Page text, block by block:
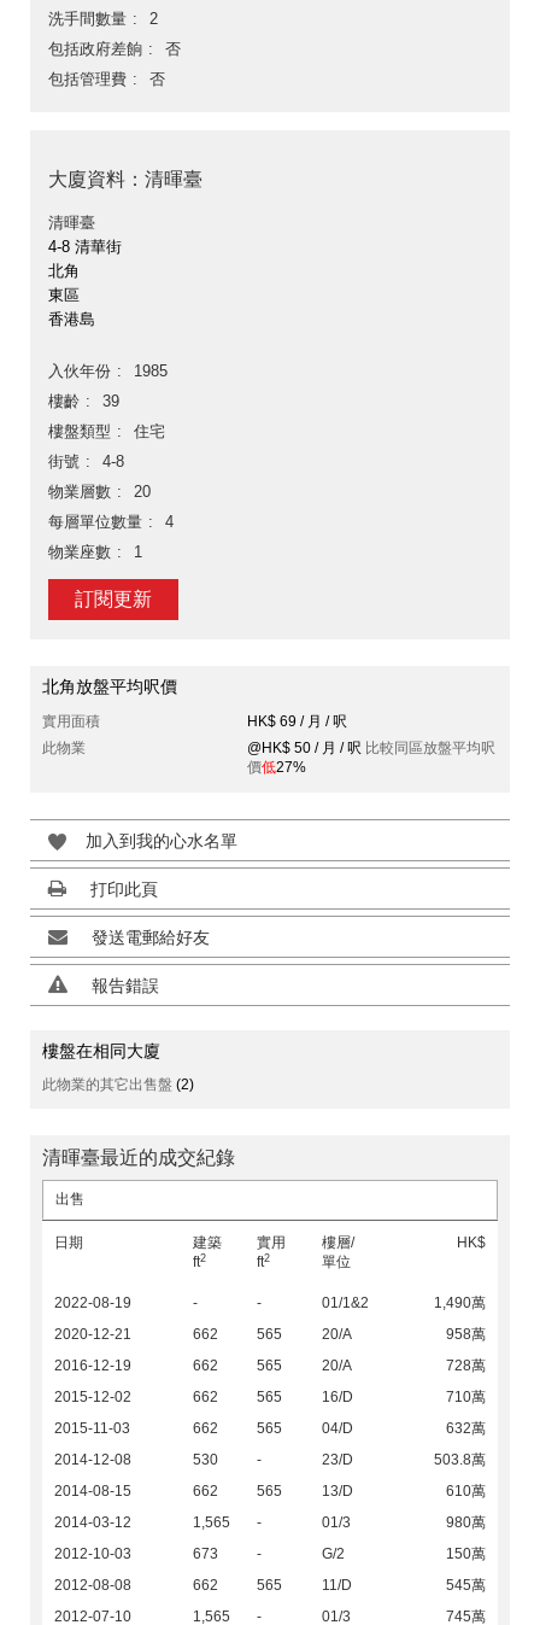
洗手間數量
2
包括政府差餉
否
包括管理費
否
大廈資料：清暉臺
清暉臺
4-8 清華街
北角
東區
香港島
入伙年份
1985
樓齡
39
樓盤類型
住宅
街號
4-8
物業層數
20
每層單位數量
4
物業座數
1
訂閱更新
北角放盤平均呎價
實用面積
HK$ 69 / 月 / 呎
此物業
@HK$ 50 / 月 / 呎 比較同區放盤平均呎
價低27%
加入到我的心水名單
打印此頁
發送電郵給好友
報告錯誤
樓盤在相同大廈
此物業的其它出售盤 (2)
清暉臺最近的成交紀錄
出售
日期
建築
ft2
實用
ft2
樓層/
單位
HK$
2022-08-19 - - 01/1&2
1,490萬
2020-12-21
662 565 20/A
958萬
2016-12-19
662 565 20/A
728萬
2015-12-02
662 565 16/D
710萬
2015-11-03
662 565 04/D
632萬
2014-12-08
530 - 23/D
503.8萬
2014-08-15
662 565 13/D
610萬
2014-03-12
1,565 - 01/3
980萬
2012-10-03
673 - G/2
150萬
2012-08-08
662 565 11/D
545萬
2012-07-10
1,565 - 01/3 745萬